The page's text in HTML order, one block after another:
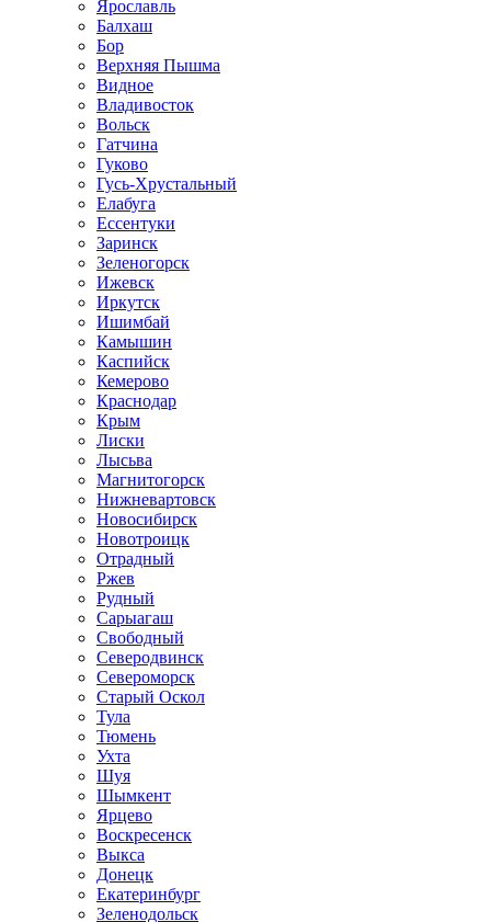
Ярославль
Балхаш
Бор
Верхняя Пышма
Видное
Владивосток
Вольск
Гатчина
Гуково
Гусь-Хрустальный
Елабуга
Ессентуки
Заринск
Зеленогорск
Ижевск
Иркутск
Ишимбай
Камышин
Каспийск
Кемерово
Краснодар
Крым
Лиски
Лысьва
Магнитогорск
Нижневартовск
Новосибирск
Новотроицк
Отрадный
Ржев
Рудный
Сарыагаш
Свободный
Северодвинск
Североморск
Старый Оскол
Тула
Тюмень
Ухта
Шуя
Шымкент
Ярцево
Воскресенск
Выкса
Донецк
Екатеринбург
Зеленодольск